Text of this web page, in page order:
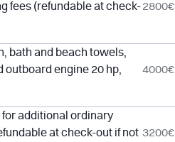
fees (refundable at check-2800€
bath and beach towels,
outboard engine 20 hp,
4000€
additional ordinary
at check-out if not 3200€